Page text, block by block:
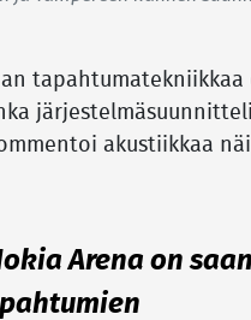
tapahtumatekniikkaa
akustiikkaa
Arena on